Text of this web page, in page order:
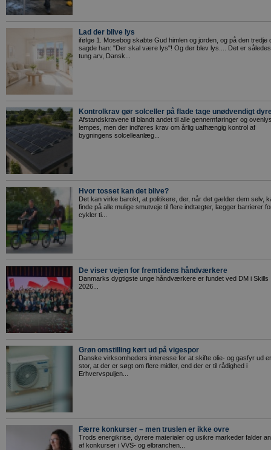
Lad der blive lys
ifølge 1. Mosebog skabte Gud himlen og jorden, og på den tredje
sagde han: "Der skal være lys"! Og der blev lys.... Det er
tung arv, Dansk...
Kontrolkrav gør solceller på flade tage unødvendigt
Afstandskravene til blandt andet til alle gennemføringer og
lempes, men der indføres krav om årlig uafhængig kontrol af
bygningens solcelleanlæg...
Hvor tosset kan det blive?
Det kan virke barokt, at politikere, der, når det gælder dem selv,
finde på alle mulige smutveje til flere indtægter, lægger barrierer
cykler ti...
De viser vejen for fremtidens håndværkere
Danmarks dygtigste unge håndværkere er fundet ved DM i Skills
2026...
Grøn omstilling kørt ud på vigespor
Danske virksomheders interesse for at skifte olie- og gasfyr ud
stor, at der er søgt om flere midler, end der er til rådighed i
Erhvervspuljen...
Færre konkurser – men truslen er ikke ovre
Trods energikrise, dyrere materialer og usikre markeder falder
af konkurser i VVS- og elbranchen...